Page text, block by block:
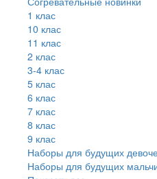
1 клас
10 клас
11 клас
2 клас
3-4 клас
5 клас
6 клас
7 клас
8 клас
9 клас
Наборы для будущих
Наборы для будущих